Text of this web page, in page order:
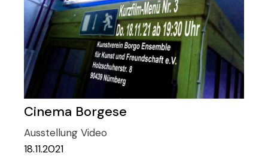
Cinema Borgese
AusstellungVideo
18.11.2021